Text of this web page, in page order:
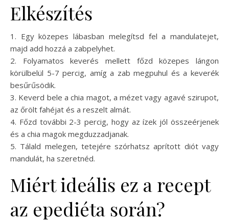
Elkészítés
1. Egy közepes lábasban melegítsd fel a mandulatejet,
majd add hozzá a zabpelyhet.
2. Folyamatos keverés mellett főzd közepes lángon
körülbelül 5-7 percig, amíg a zab megpuhul és a keverék
besűrűsödik.
3. Keverd bele a chia magot, a mézet vagy agavé szirupot,
az őrölt fahéjat és a reszelt almát.
4. Főzd további 2-3 percig, hogy az ízek jól összeérjenek
és a chia magok megduzzadjanak.
5. Tálald melegen, tetejére szórhatsz aprított diót vagy
mandulát, ha szeretnéd.
Miért ideális ez a recept
az epediéta során?